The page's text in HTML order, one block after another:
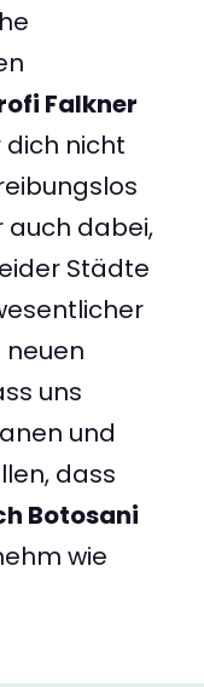
Falkner
dich nicht
auch dabei,
Städte
neuen
uns
und
dass
Botosani
wie